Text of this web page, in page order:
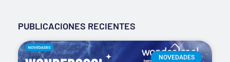
PUBLICACIONES RECIENTES
NOVEDADES